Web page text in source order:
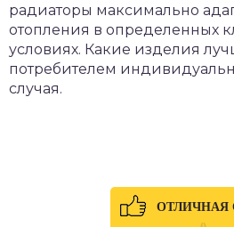
радиаторы максимально
отопления в определенных
условиях. Какие изделия
потребителем
случая.
ОТЛИЧНАЯ